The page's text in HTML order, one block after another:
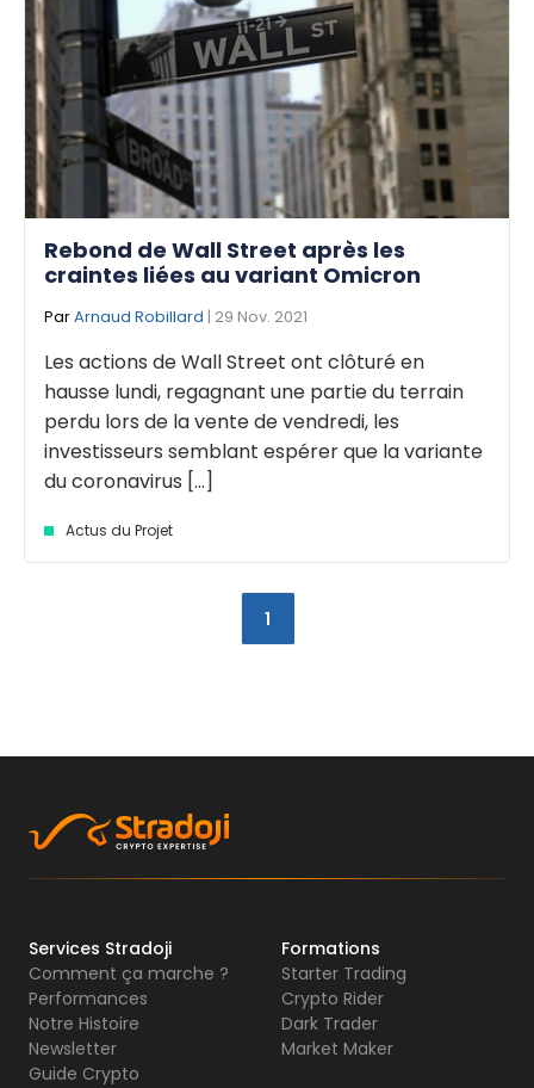
Rebond de Wall Street après les
craintes liées au variant Omicron
ParArnaud Robillard | 29 Nov. 2021
Les actions de Wall Street ont clôturé en
hausse lundi, regagnant une partie du terrain
perdu lors de la vente de vendredi, les
investisseurs semblant espérer que la variante
du coronavirus [...]
Actus du Projet
1
Services Stradoji
Comment ça marche ?
Performances
Notre Histoire
Newsletter
Guide Crypto
Formations
Starter Trading
Crypto Rider
Dark Trader
Market Maker